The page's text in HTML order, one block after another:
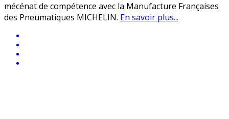
mécénat de compétence avec la Manufacture Françaises
des Pneumatiques MICHELIN. En savoir plus...